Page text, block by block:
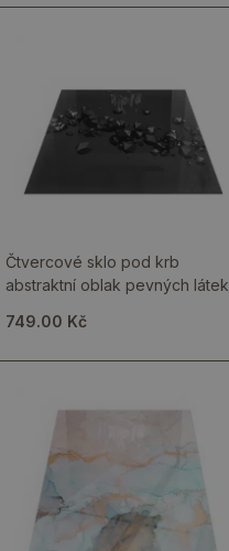
Čtvercové sklo pod krb
abstraktní oblak pevných látek
749.00 Kč